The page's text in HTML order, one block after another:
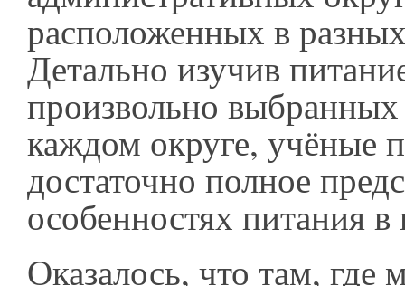
расположенных в
Детально изучив
произвольно выбранных
каждом округе, учёные
достаточно полное
особенностях питания
Оказалось, что там, где